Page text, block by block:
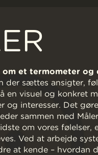
om et termometer
der sættes ansigter,
en visuel og konkret
og interesser. Det
sammen med
om vores
Ved at arbejde
at kende – hvordan